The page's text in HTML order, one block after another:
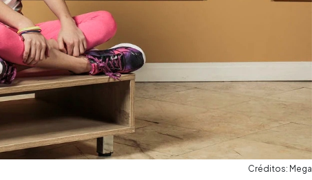
Créditos: Mega